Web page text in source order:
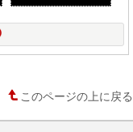
このページの上に戻る